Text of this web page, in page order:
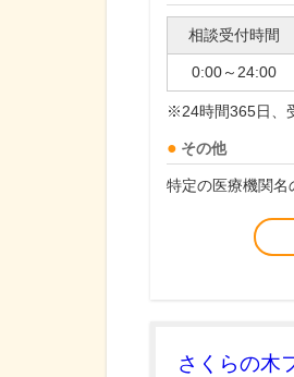
相談受付時間
0:00～24:00
※24時間365日、
その他
特定の医療機関名
さくらの木